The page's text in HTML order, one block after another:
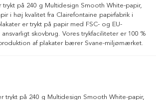
på 240 g Multidesign Smooth White-papir,
i høj kvalitet fra Clairefontaine papirfabrik i
er trykt på papir med FSC- og EU-
skovbrug. Vores trykfaciliteter er 100 %
af plakater bærer Svane-miljømærket.
trykt på 240 g Multidesign Smooth White-papir,